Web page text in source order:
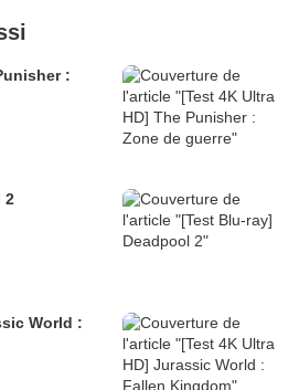
:
2
World :